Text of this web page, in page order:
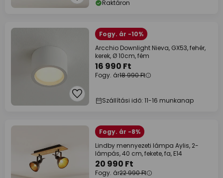
Raktáron
Fogy. ár -10%
Arcchio Downlight Nieva, GX53, fehér,
kerek, Ø 10cm, fém
16 990 Ft
Fogy. ár18 990 Ft
Szállítási idő: 11-16 munkanap
Fogy. ár -8%
Lindby mennyezeti lámpa Aylis, 2-
lámpás, 40 cm, fekete, fa, E14
20 990 Ft
Fogy. ár22 990 Ft